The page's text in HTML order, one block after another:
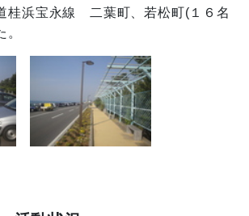
桂浜宝永線 二葉町、若松町(１６名